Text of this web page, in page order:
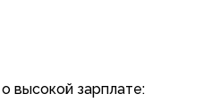
высокой зарплате: